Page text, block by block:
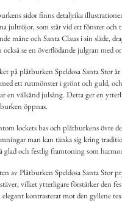
sidor finns detaljrika
jultröjor, som står vid ett fönster och
måne och Santa Claus i sin släde,
också se en överflödande julgran med
på plåtburken Speldosa Santa Stor
ett rutmönster i grönt och guld,
en välkänd julsång. Detta ger en
öppnas.
lockets bas och plåtburkens övre
man kan tänka sig kring
glad och festlig framtoning som
av Plåtburken Speldosa Santa Stor
vilket ytterligare förstärker den
elegant kontrasterar mot den gyllene